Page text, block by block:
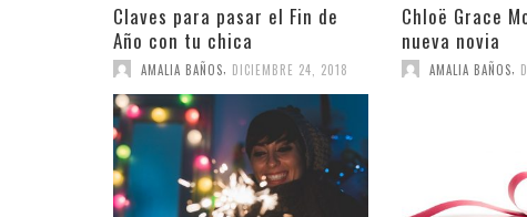
Claves para pasar el Fin de
Año con tu chica
AMALIA BAÑOS DICIEMBRE 24, 2018
Chloë Grace
nueva novia
AMALIA BAÑOS